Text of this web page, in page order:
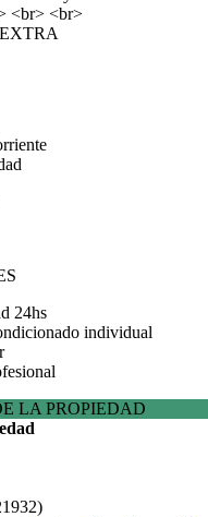
<br> <br>
24hs
individual
LA PROPIEDAD